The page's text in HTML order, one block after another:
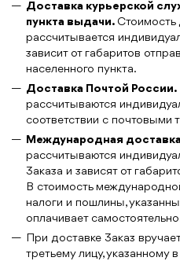
Доставка курьерской
пункта выдачи. Стоимость
рассчитывается
зависит от габаритов
населенного пункта.
Доставка Почтой России.
рассчитываются
соответствии с почтовыми
Международная
рассчитываются
Заказа и зависят от
В стоимость
налоги и пошлины,
оплачивает
При доставке Заказ
третьему лицу, указанному